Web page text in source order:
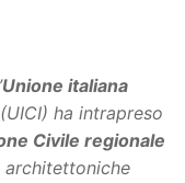
Unione italiana
(UICI) ha intrapreso
Civile regionale
architettoniche